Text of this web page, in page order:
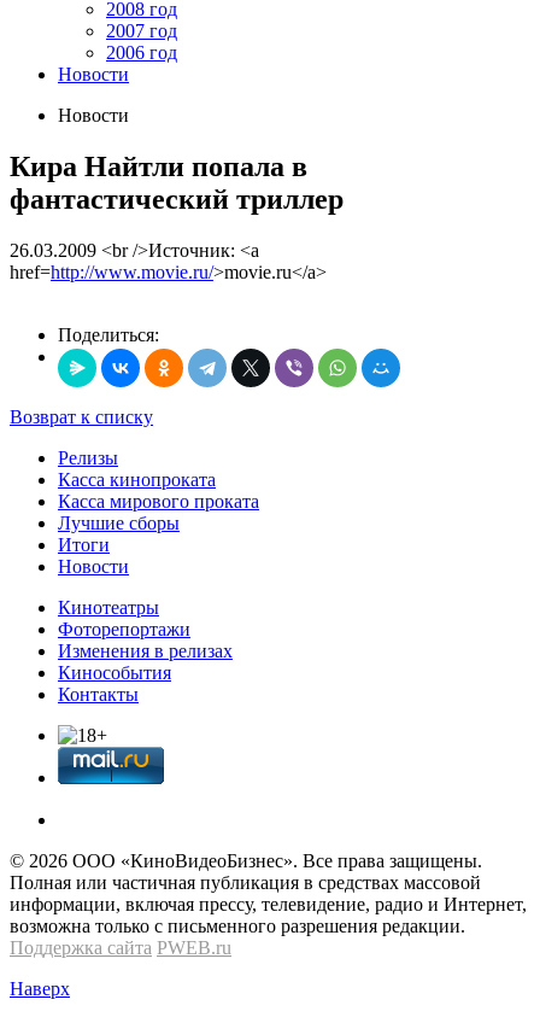
2008 год
2007 год
2006 год
Новости
Новости
Кира Найтли попала в
фантастический триллер
26.03.2009 <br />Источник: <a
href=http://www.movie.ru/>movie.ru</a>
Поделиться:
Возврат к списку
Релизы
Касса кинопроката
Касса мирового проката
Лучшие сборы
Итоги
Новости
Кинотеатры
Фоторепортажи
Изменения в релизах
Кинособытия
Контакты
© 2026 OOО «КиноВидеоБизнес». Все права защищены.
Полная или частичная публикация в средствах массовой
информации, включая прессу, телевидение, радио и Интернет,
возможна только с письменного разрешения редакции.
Поддержка сайта PWEB.ru
Наверх